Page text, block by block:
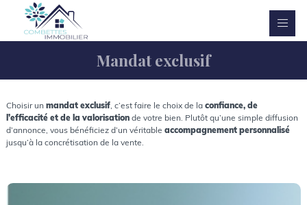
Mandat exclusif
Choisir un mandat exclusif, c’est faire le choix de la confiance, de
l’efficacité et de la valorisationde votre bien. Plutôt qu’une simple diffusion
d’annonce, vous bénéficiez d’un véritable accompagnement personnalisé
jusqu’à la concrétisation de la vente.